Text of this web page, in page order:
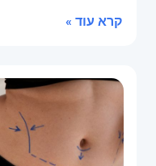
קרא עוד »